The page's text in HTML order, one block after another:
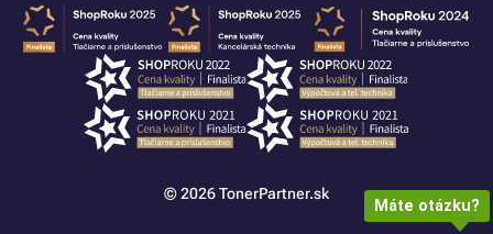
© 2026 TonerPartner.sk
Máte otázku?